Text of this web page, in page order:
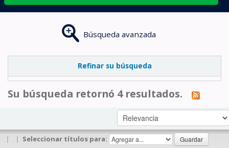
Búsqueda avanzada
Refinar su búsqueda
Su búsqueda retornó 4 resultados.
| | Seleccionar títulos para: